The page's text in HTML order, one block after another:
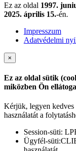
Ez az oldal 1997.
2025. április 15.-én.
Impresszum
Adatvédelmi
×
Ez az oldal sütik
miközben Ön
Kérjük, legyen kedves
használatát a
Session-süti:
Ügyfél-